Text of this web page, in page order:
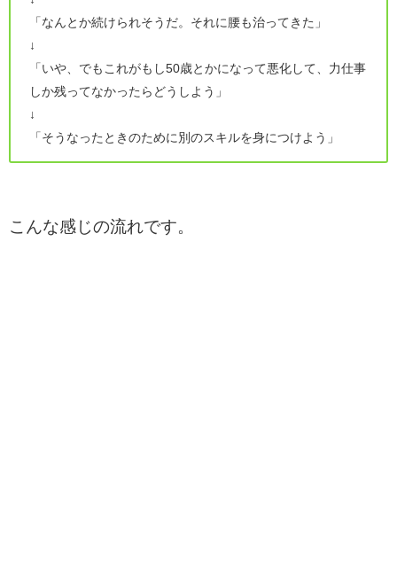
「なんとか続けられそうだ。それに腰も治ってきた」
↓
「いや、でもこれがもし50歳とかになって悪化して、力仕事
しか残ってなかったらどうしよう」
↓
「そうなったときのために別のスキルを身につけよう」
こんな感じの流れです。